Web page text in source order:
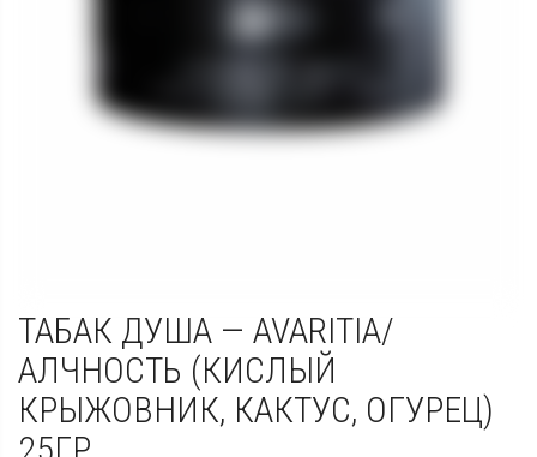
ТАБАК ДУША — AVARITIA/
АЛЧНОСТЬ (КИСЛЫЙ
КРЫЖОВНИК, КАКТУС, ОГУРЕЦ)